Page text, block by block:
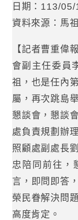
日期：113/05/
資料來源：馬
【記者曹重偉
會副主任委員
祖，也是任內
屬，再次跳島
懇談會，懇談
處負責規劃辦
照顧處副處長
忠陪同前往，
言，即問即答
榮民眷解決問
高度肯定。